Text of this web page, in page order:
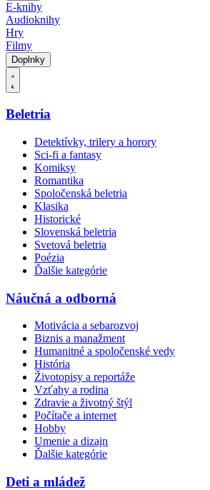
E-knihy
Audioknihy
Hry
Filmy
Doplnky
Beletria
Detektívky, trilery a horory
Sci-fi a fantasy
Komiksy
Romantika
Spoločenská beletria
Klasika
Historické
Slovenská beletria
Svetová beletria
Poézia
Ďalšie kategórie
Náučná a odborná
Motivácia a sebarozvoj
Biznis a manažment
Humanitné a spoločenské vedy
História
Životopisy a reportáže
Vzťahy a rodina
Zdravie a životný štýl
Počítače a internet
Hobby
Umenie a dizajn
Ďalšie kategórie
Deti a mládež